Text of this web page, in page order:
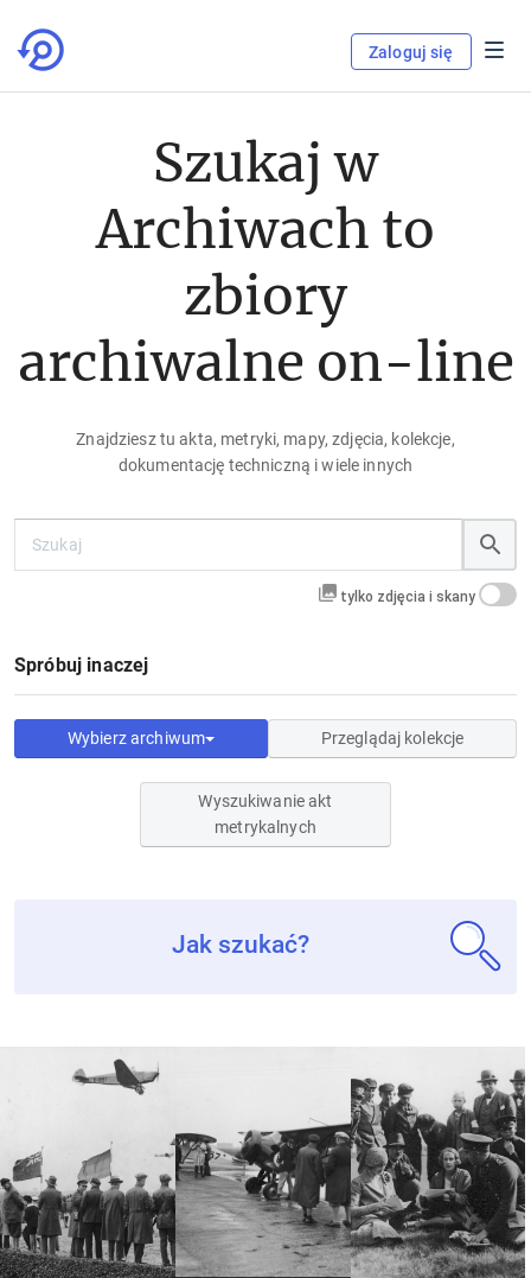
Zaloguj się
Szukaj w
Archiwach to
zbiory
archiwalne on-line
Znajdziesz tu akta, metryki, mapy, zdjęcia, kolekcje,
dokumentację techniczną i wiele innych
tylko zdjęcia i skany
Spróbuj inaczej
Wybierz archiwum Przeglądaj kolekcje
Wyszukiwanie akt
metrykalnych
Jak szukać?